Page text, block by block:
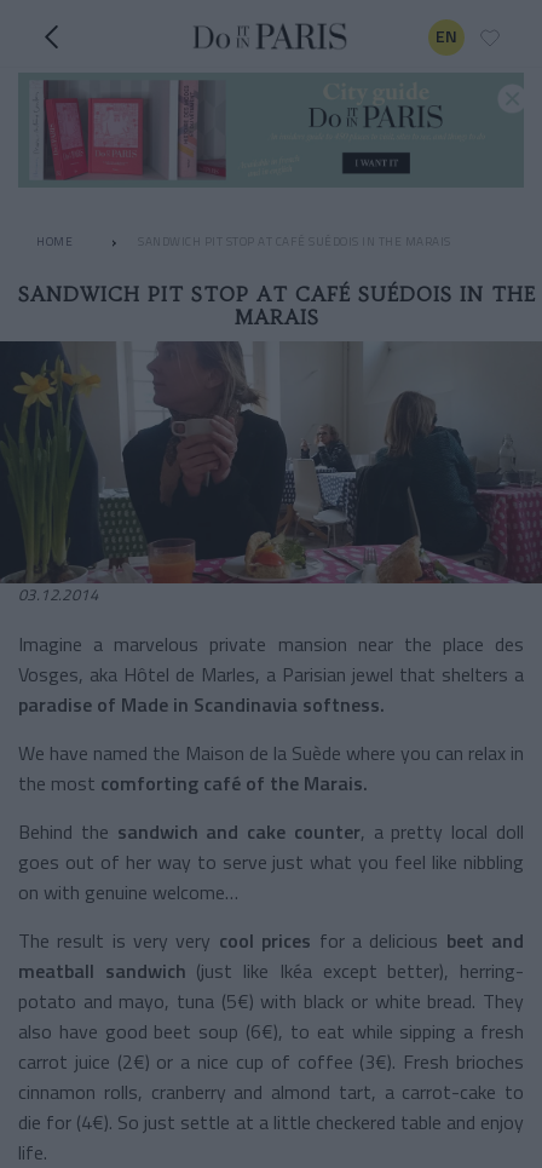
EN
HOME SANDWICH PIT STOP AT CAFÉ SUÉDOIS IN THE MARAIS
SANDWICH PIT STOP AT CAFÉ SUÉDOIS IN THE
MARAIS
03.12.2014
Imagine a marvelous private mansion near the place des
Vosges, aka Hôtel de Marles, a Parisian jewel that shelters a
paradise of Made in Scandinavia softness.
We have named the Maison de la Suède where you can relax in
the most comforting café of the Marais.
Behind the sandwich and cake counter, a pretty local doll
goes out of her way to serve just what you feel like nibbling
on with genuine welcome…
The result is very very cool prices for a delicious beet and
meatball sandwich (just like Ikéa except better), herring-
potato and mayo, tuna (5€) with black or white bread. They
also have good beet soup (6€), to eat while sipping a fresh
carrot juice (2€) or a nice cup of coffee (3€). Fresh brioches
cinnamon rolls, cranberry and almond tart, a carrot-cake to
die for (4€). So just settle at a little checkered table and enjoy
life.